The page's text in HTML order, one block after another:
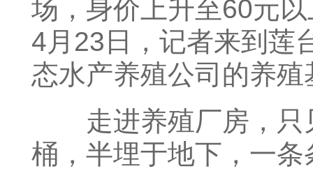
场，身价上升至60元
4月23日，记者来到莲
态水产养殖公司的养
走进养殖厂房，只
桶，半埋于地下，一